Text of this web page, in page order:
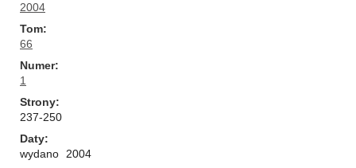
2004
Tom
66
Numer
1
Strony
237-250
Daty
wydano
2004